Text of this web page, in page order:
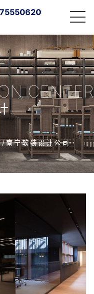
CENTER
南宁软装设计公司